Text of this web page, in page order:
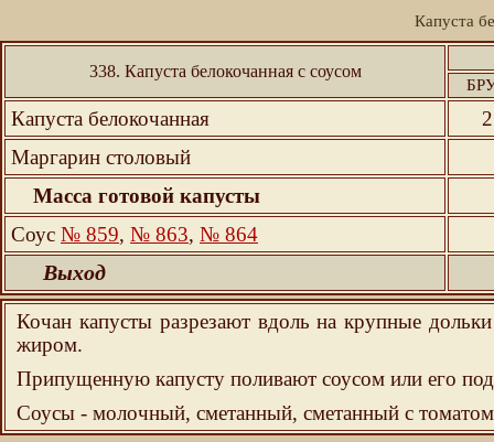
Капуста
338. Капуста белокочанная с соусом
Капуста белокочанная
Маргарин столовый
Масса готовой капусты
Соус № 859, № 863, № 864
Выход
Кочан капусты разрезают вдоль на крупные
жиром.
Припущенную капусту поливают соусом или его
Соусы - молочный, сметанный, сметанный с